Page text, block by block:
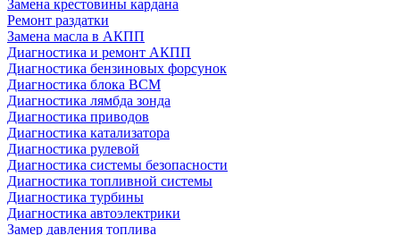
Замена крестовины кардана
Ремонт раздатки
Замена масла в АКПП
Диагностика и ремонт АКПП
Диагностика бензиновых форсунок
Диагностика блока BCM
Диагностика лямбда зонда
Диагностика приводов
Диагностика катализатора
Диагностика рулевой
Диагностика системы безопасности
Диагностика топливной системы
Диагностика турбины
Диагностика автоэлектрики
Замер давления топлива